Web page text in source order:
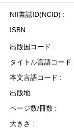
NII書誌ID(NCID)
ISBN
出版国コード
タイトル言語コード
本文言語コード
出版地
ページ数/冊数
大きさ